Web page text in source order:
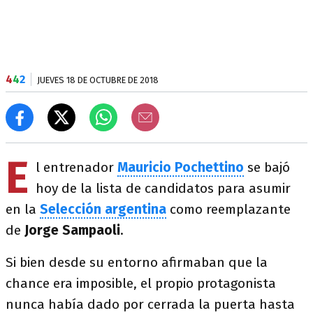
442 JUEVES 18 DE OCTUBRE DE 2018
E l entrenador Mauricio Pochettino se bajó
hoy de la lista de candidatos para asumir
en la Selección argentina como reemplazante
de Jorge Sampaoli.
Si bien desde su entorno afirmaban que la
chance era imposible, el propio protagonista
nunca había dado por cerrada la puerta hasta